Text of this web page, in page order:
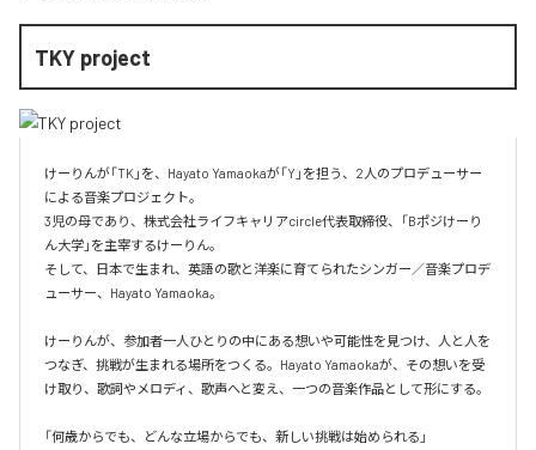
TKY project
けーりんが「TK」を、Hayato Yamaokaが「Y」を担う、2人のプロデューサー
による音楽プロジェクト。
3児の母であり、株式会社ライフキャリアcircle代表取締役、「Bポジけーり
ん大学」を主宰するけーりん。
そして、日本で生まれ、英語の歌と洋楽に育てられたシンガー／音楽プロデ
ューサー、Hayato Yamaoka。
けーりんが、参加者一人ひとりの中にある想いや可能性を見つけ、人と人を
つなぎ、挑戦が生まれる場所をつくる。Hayato Yamaokaが、その想いを受
け取り、歌詞やメロディ、歌声へと変え、一つの音楽作品として形にする。
「何歳からでも、どんな立場からでも、新しい挑戦は始められる」